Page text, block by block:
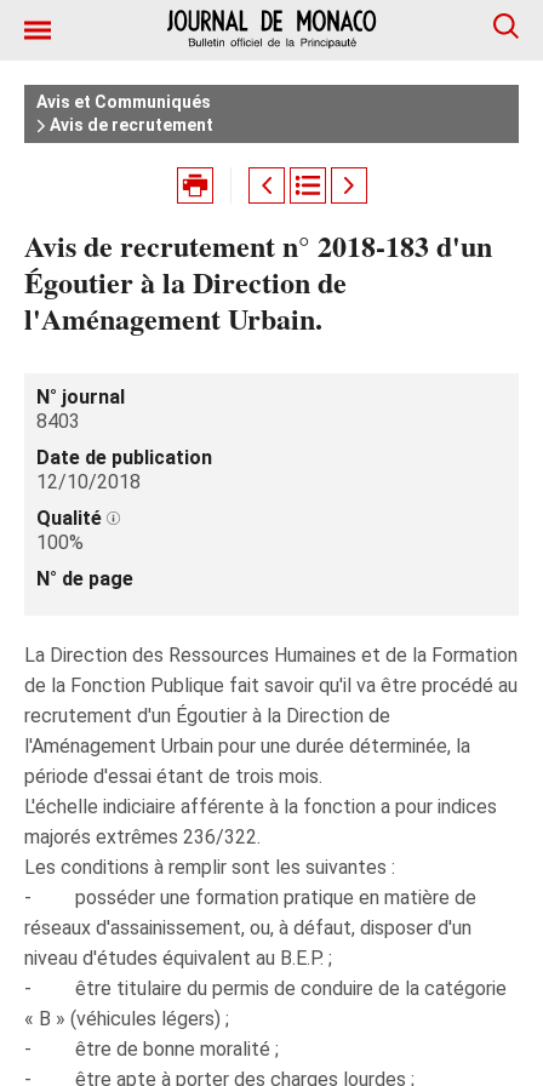
Avis et Communiqués
Avis de recrutement
Avis de recrutement n° 2018-183 d'un
Égoutier à la Direction de
l'Aménagement Urbain.
N° journal
8403
Date de publication
12/10/2018
Qualité
100%
N° de page
La Direction des Ressources Humaines et de la Formation
de la Fonction Publique fait savoir qu'il va être procédé au
recrutement d'un Égoutier à la Direction de
l'Aménagement Urbain pour une durée déterminée, la
période d'essai étant de trois mois.
L'échelle indiciaire afférente à la fonction a pour indices
majorés extrêmes 236/322.
Les conditions à remplir sont les suivantes :
- posséder une formation pratique en matière de
réseaux d'assainissement, ou, à défaut, disposer d'un
niveau d'études équivalent au B.E.P. ;
- être titulaire du permis de conduire de la catégorie
« B » (véhicules légers) ;
- être de bonne moralité ;
- être apte à porter des charges lourdes ;